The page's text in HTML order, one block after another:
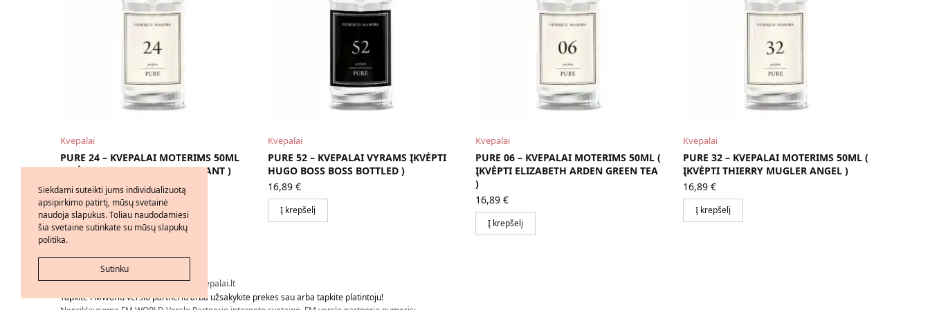
Kvepalai
PURE 24 – KVEPALAI MOTERIMS 50ML
ĮKVĖPTI KENZO JUNGLE ELEPHANT )
16,89€
Į krepšelį
Kvepalai
PURE 52 – KVEPALAI VYRAMS ĮKVĖPTI
HUGO BOSS BOSS BOTTLED )
16,89 €
Į krepšelį
Kvepalai
PURE 06 – KVEPALAI MOTERIMS 50ML (
ĮKVĖPTI ELIZABETH ARDEN GREEN TEA
)
16,89 €
Į krepšelį
Kvepalai
PURE 32 – KVEPALAI MOTERIMS 50ML (
ĮKVĖPTI THIERRY MUGLER ANGEL )
16,89 €
Į krepšelį
Visos teisės saugomos © 2026 - FMkvepalai.lt
Tapkite FMWorld verslo partneriu arba užsakykite prekes sau arba tapkite platintoju!
Siekdami suteikti jums individualizuotą
apsipirkimo patirtį, mūsų svetainė
naudoja slapukus. Toliau naudodamiesi
šia svetaine sutinkate su mūsų slapukų
politika.
Sutinku